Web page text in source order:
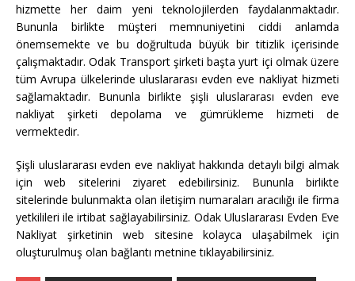
hizmette her daim yeni teknolojilerden faydalanmaktadır.
Bununla birlikte müşteri memnuniyetini ciddi anlamda
önemsemekte ve bu doğrultuda büyük bir titizlik içerisinde
çalışmaktadır. Odak Transport şirketi başta yurt içi olmak üzere
tüm Avrupa ülkelerinde uluslararası evden eve nakliyat hizmeti
sağlamaktadır. Bununla birlikte şişli uluslararası evden eve
nakliyat şirketi depolama ve gümrükleme hizmeti de
vermektedir.
Şişli uluslararası evden eve nakliyat hakkında detaylı bilgi almak
için web sitelerini ziyaret edebilirsiniz. Bununla birlikte
sitelerinde bulunmakta olan iletişim numaraları aracılığı ile firma
yetkilileri ile irtibat sağlayabilirsiniz. Odak Uluslararası Evden Eve
Nakliyat şirketinin web sitesine kolayca ulaşabilmek için
oluşturulmuş olan bağlantı metnine tıklayabilirsiniz.